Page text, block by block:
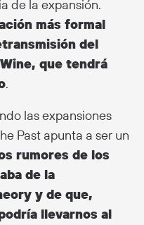
de la expansión.
más formal
del
que tendrá
.
las expansiones
Past apunta a ser un
rumores de los
de la
y de que,
llevarnos al